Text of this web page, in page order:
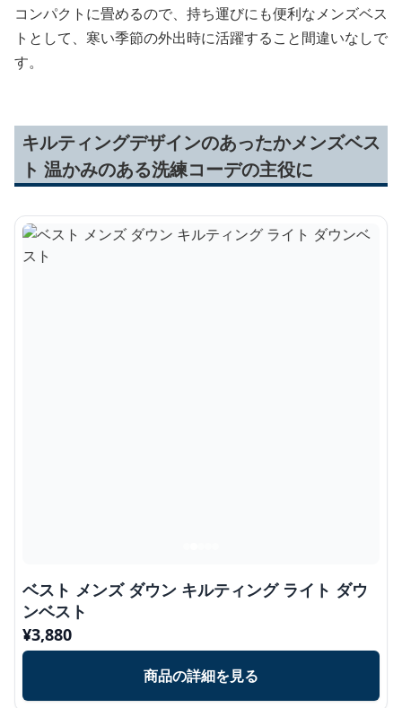
コンパクトに畳めるので、持ち運びにも便利なメンズベス
トとして、寒い季節の外出時に活躍すること間違いなしで
す。
キルティングデザインのあったかメンズベス
ト 温かみのある洗練コーデの主役に
ベスト メンズ ダウン キルティング ライト ダウ
ンベスト
¥3,880
商品の詳細を見る